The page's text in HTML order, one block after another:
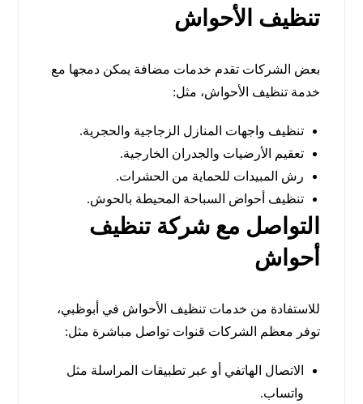
تنظيف الأحواش
بعض الشركات تقدم خدمات مضافة يمكن دمجها مع
خدمة تنظيف الأحواش، مثل:
تنظيف واجهات المنازل الزجاجية والحجرية.
تعقيم الأرضيات والجدران الخارجية.
رش المبيدات للحماية من الحشرات.
تنظيف أحواض السباحة المحيطة بالحوش.
التواصل مع شركة تنظيف
أحواش
للاستفادة من خدمات تنظيف الأحواش في أبوظبي،
توفر معظم الشركات قنوات تواصل مباشرة مثل:
الاتصال الهاتفي أو عبر تطبيقات المراسلة مثل
واتساب.